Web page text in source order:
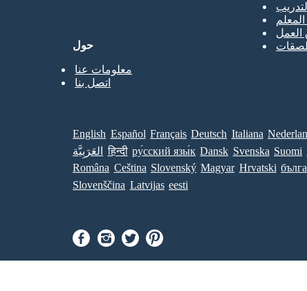
العمل
حول
معلومات عنا
اتصل بنا
English Español Français Deutsch Italiana
العَرَبِيَّة
हिन्दी ру́сский язы́к Dansk Svenska Suomi
Româna Ceština Slovenský Magyar Hrvatski
Slovenščina Latvijas eesti